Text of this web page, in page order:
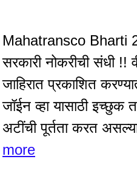
Mahatransco Bharti
सरकारी नोकरीची संधी !!
जाहिरात प्रकाशित
जॉईन व्हा यासाठी इच्छुक
अटींची पूर्तता करत
more